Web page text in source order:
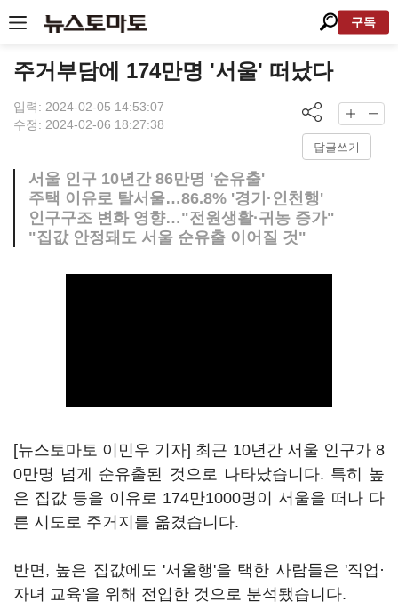
구독
주거부담에 174만명 '서울' 떠났다
입력: 2024-02-05 14:53:07
수정: 2024-02-06 18:27:38
답글쓰기
서울 인구 10년간 86만명 '순유출'
주택 이유로 탈서울…86.8% '경기·인천행'
인구구조 변화 영향…"전원생활·귀농 증가"
"집값 안정돼도 서울 순유출 이어질 것"
[뉴스토마토 이민우 기자] 최근 10년간 서울 인구가 8
0만명 넘게 순유출된 것으로 나타났습니다. 특히 높
은 집값 등을 이유로 174만1000명이 서울을 떠나 다
른 시도로 주거지를 옮겼습니다.
반면, 높은 집값에도 '서울행'을 택한 사람들은 '직업·
자녀 교육'을 위해 전입한 것으로 분석됐습니다.